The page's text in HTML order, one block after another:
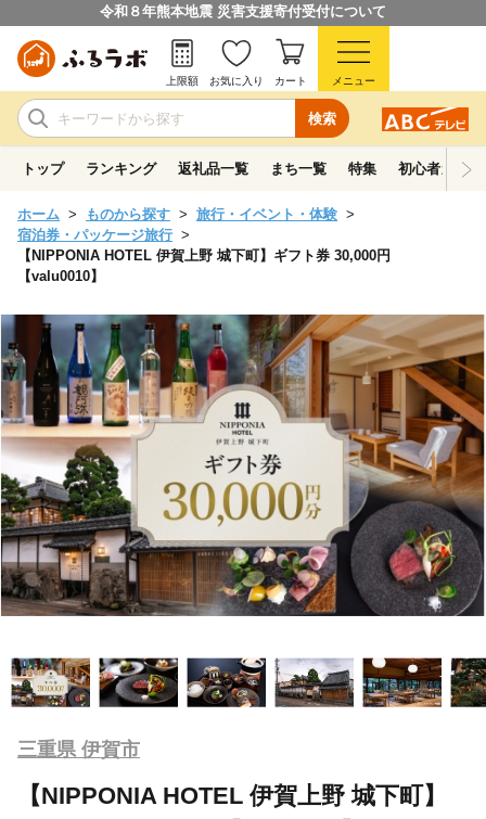
令和８年熊本地震 災害支援寄付受付について
検索
上限額 お気に入り カート メニュー
トップ ランキング 返礼品一覧 まち一覧 特集 初心者ガイド
ホーム ものから探す
旅行・イベント・体験
宿泊券・パッケージ旅行
【NIPPONIA HOTEL 伊賀上野 城下町】ギフト券 30,000円
【valu0010】
三重県 伊賀市
【NIPPONIA HOTEL 伊賀上野 城下町】